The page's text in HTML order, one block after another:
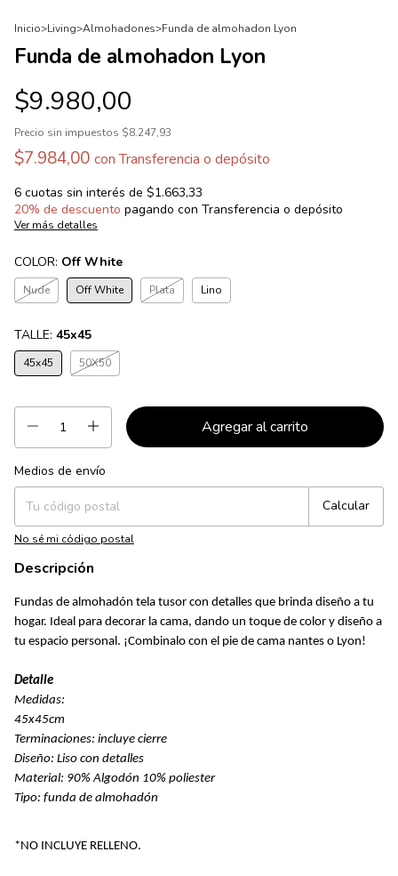
Inicio>Living>Almohadones>Funda de almohadon Lyon
Funda de almohadon Lyon
$9.980,00
Precio sin impuestos $8.247,93
$7.984,00 con Transferencia o depósito
6 cuotas sin interés de $1.663,33
20% de descuento pagando con Transferencia o depósito
Ver más detalles
COLOR: Off White
Nude Off White Plata Lino
TALLE: 45x45
45x45 50X50
Entregas para el CP:
Medios de envío
Calcular
No sé mi código postal
Descripción
Fundas de almohadón tela tusor con detalles que brinda diseño a tu
hogar. Ideal para decorar la cama, dando un toque de color y diseño a
tu espacio personal. ¡Combinalo con el pie de cama nantes o Lyon!
Detalle
Medidas:
45x45cm
Terminaciones: incluye cierre
Diseño: Liso con detalles
Material: 90% Algodón 10% poliester
Tipo: funda de almohadón
*NO INCLUYE RELLENO.